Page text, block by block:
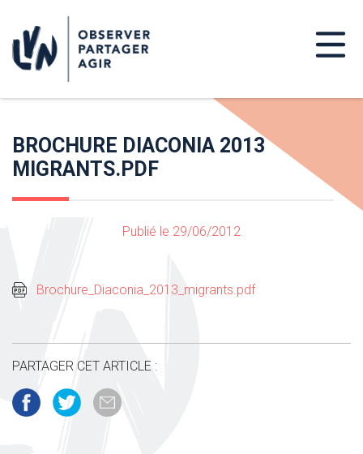
BROCHURE DIACONIA 2013
MIGRANTS.PDF
Publié le 29/06/2012
Brochure_Diaconia_2013_migrants.pdf
PARTAGER CET ARTICLE :